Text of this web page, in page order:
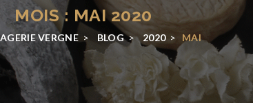
MOIS : MAI 2020
VERGNE > BLOG> 2020 > MAI